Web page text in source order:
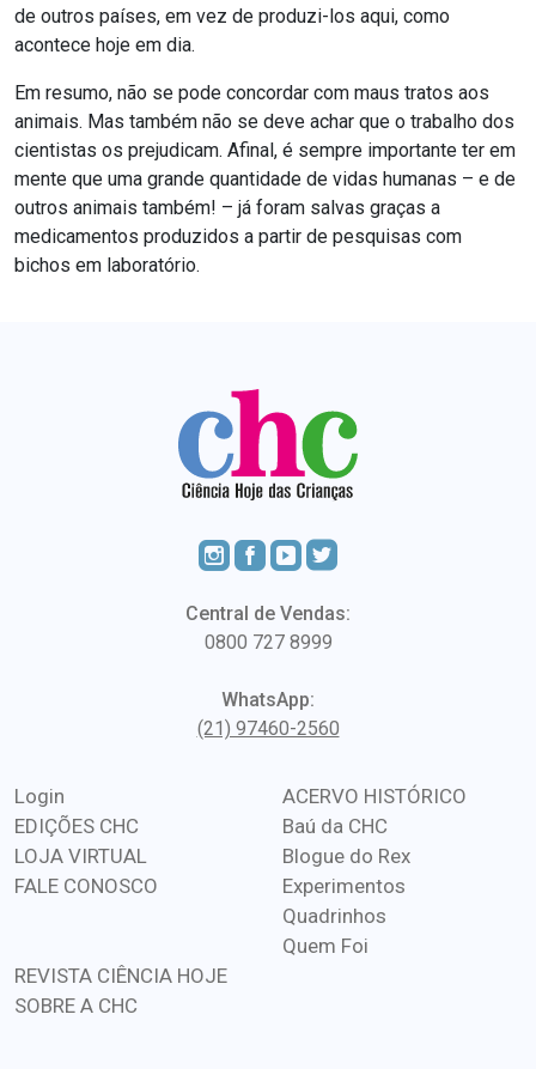
de outros países, em vez de produzi-los aqui, como
acontece hoje em dia.
Em resumo, não se pode concordar com maus tratos aos
animais. Mas também não se deve achar que o trabalho dos
cientistas os prejudicam. Afinal, é sempre importante ter em
mente que uma grande quantidade de vidas humanas – e de
outros animais também! – já foram salvas graças a
medicamentos produzidos a partir de pesquisas com
bichos em laboratório.
Central de Vendas:
0800 727 8999
WhatsApp:
(21) 97460-2560
Login
EDIÇÕES CHC
LOJA VIRTUAL
FALE CONOSCO
ACERVO HISTÓRICO
Baú da CHC
Blogue do Rex
Experimentos
Quadrinhos
Quem Foi
REVISTA CIÊNCIA HOJE
SOBRE A CHC